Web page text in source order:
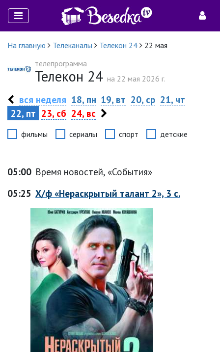
На главную Телеканалы Телекон 24
22 мая
телепрограмма
Телекон 24 на 22 мая 2026 г.
вся неделя 18, пн 19, вт 20, ср 21, чт
22, пт 23, сб 24, вс
фильмы сериалы спорт детские
05:00 Время новостей, «События»
05:25 Х/ф «Нераскрытый талант 2», 3 с.